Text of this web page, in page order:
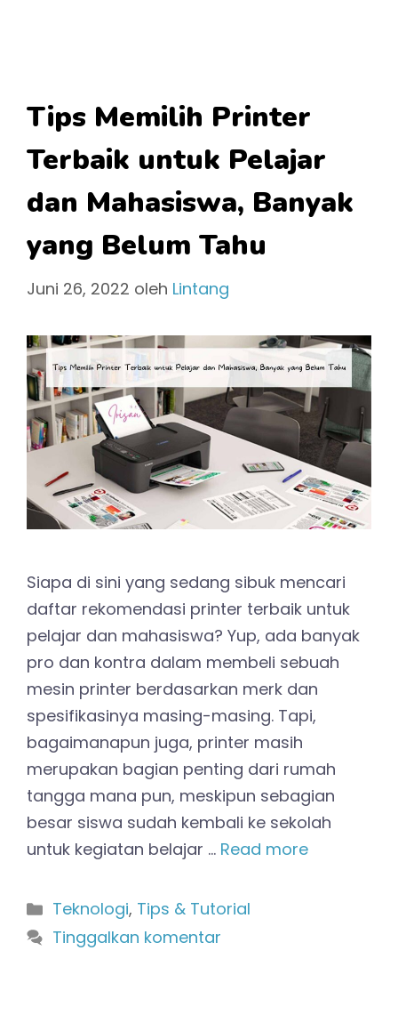
Tips Memilih Printer
Terbaik untuk Pelajar
dan Mahasiswa, Banyak
yang Belum Tahu
Juni 26, 2022 oleh Lintang
Siapa di sini yang sedang sibuk mencari
daftar rekomendasi printer terbaik untuk
pelajar dan mahasiswa? Yup, ada banyak
pro dan kontra dalam membeli sebuah
mesin printer berdasarkan merk dan
spesifikasinya masing-masing. Tapi,
bagaimanapun juga, printer masih
merupakan bagian penting dari rumah
tangga mana pun, meskipun sebagian
besar siswa sudah kembali ke sekolah
untuk kegiatan belajar … Read more
Kategori
Teknologi, Tips & Tutorial
Tinggalkan komentar